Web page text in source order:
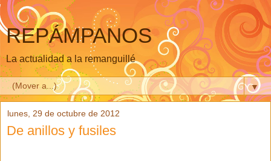
REPÁMPANOS
La actualidad a la remanguillé
▼
lunes, 29 de octubre de 2012
De anillos y fusiles